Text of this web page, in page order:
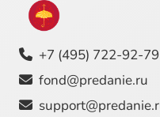
+7 (495) 722-92-79
fond@predanie.ru